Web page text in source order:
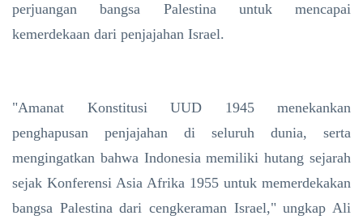
perjuangan bangsa Palestina untuk mencapai
kemerdekaan dari penjajahan Israel.
"Amanat Konstitusi UUD 1945 menekankan
penghapusan penjajahan di seluruh dunia, serta
mengingatkan bahwa Indonesia memiliki hutang sejarah
sejak Konferensi Asia Afrika 1955 untuk memerdekakan
bangsa Palestina dari cengkeraman Israel," ungkap Ali